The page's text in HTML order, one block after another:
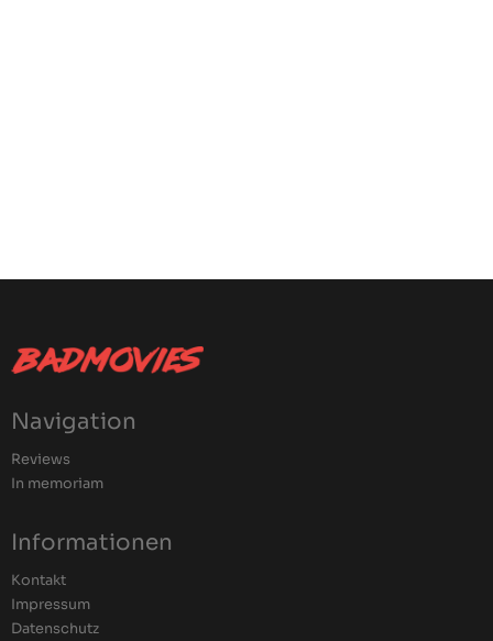
Navigation
Reviews
In memoriam
Informationen
Kontakt
Impressum
Datenschutz